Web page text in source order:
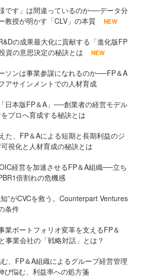
です」は間違っているのか──データ分
教授が明かす「CLV」の本質
NEW
の成果最大化に貢献する「進化版FP
資の意思決定の秘訣とは
NEW
ソンは事業参謀になれるのか──FP＆A
アサインメントでの人材育成
日本版FP＆A」──創業者の経営モデル
プロへ育成する秘訣とは
た、FP＆Aによる短期と長期利益のジ
視化と人材育成の秘訣とは
経営を加速させるFP＆A組織──立ち
倍割れの危機感
”がCVCを救う。Counterpart Ventures
条件
業ポートフォリオ変革を支えるFP＆
事業会社の「戦略対話」とは？
、FP＆A組織によるグループ経営管理
び悩む、利益率への処方箋